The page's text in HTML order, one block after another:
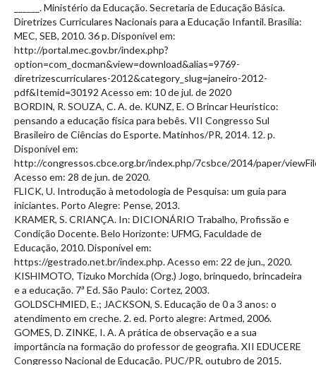
______. Ministério da Educação. Secretaria de Educação Básica.
Diretrizes Curriculares Nacionais para a Educação Infantil. Brasília:
MEC, SEB, 2010. 36 p. Disponível em:
http://portal.mec.gov.br/index.php?
option=com_docman&view=download&alias=9769-
diretrizescurriculares-2012&category_slug=janeiro-2012-
pdf&Itemid=30192 Acesso em: 10 de jul. de 2020
BORDIN, R. SOUZA, C. A. de. KUNZ, E. O Brincar Heurístico:
pensando a educação física para bebês. VII Congresso Sul
Brasileiro de Ciências do Esporte. Matinhos/PR, 2014. 12. p.
Disponível em:
http://congressos.cbce.org.br/index.php/7csbce/2014/paper/
Acesso em: 28 de jun. de 2020.
FLICK, U. Introdução à metodologia de Pesquisa: um guia para
iniciantes. Porto Alegre: Pense, 2013.
KRAMER, S. CRIANÇA. In: DICIONÁRIO Trabalho, Profissão e
Condição Docente. Belo Horizonte: UFMG, Faculdade de
Educação, 2010. Disponível em:
https://gestrado.net.br/index.php. Acesso em: 22 de jun., 2020.
KISHIMOTO, Tizuko Morchida (Org.) Jogo, brinquedo, brincadeira
e a educação. 7ª Ed. São Paulo: Cortez, 2003.
GOLDSCHMIED, E.; JACKSON, S. Educação de 0 a 3 anos: o
atendimento em creche. 2. ed. Porto alegre: Artmed, 2006.
GOMES, D. ZINKE, I. A. A prática de observação e a sua
importância na formação do professor de geografia. XII EDUCERE
Congresso Nacional de Educação. PUC/PR, outubro de 2015.